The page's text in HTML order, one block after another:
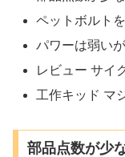
ペットボルト
パワーは弱い
レビュー サイ
工作キッド マ
部品点数が少